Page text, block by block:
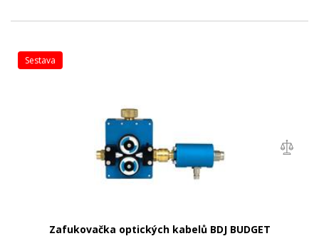
Zafukovačka optických kabelů BDJ BUDGET
sestava